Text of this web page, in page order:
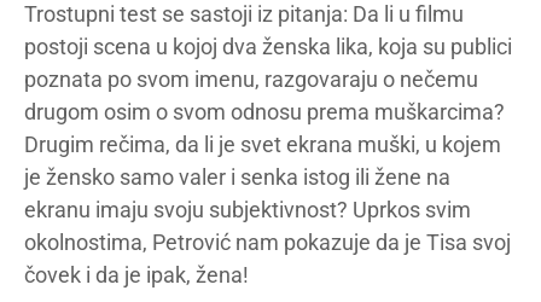
Trostupni test se sastoji iz pitanja: Da li u filmu
postoji scena u kojoj dva ženska lika, koja su publici
poznata po svom imenu, razgovaraju o nečemu
drugom osim o svom odnosu prema muškarcima?
Drugim rečima, da li je svet ekrana muški, u kojem
je žensko samo valer i senka istog ili žene na
ekranu imaju svoju subjektivnost? Uprkos svim
okolnostima, Petrović nam pokazuje da je Tisa svoj
čovek i da je ipak, žena!